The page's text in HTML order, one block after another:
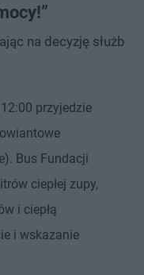
na decyzję służb
przyjedzie
Bus Fundacji
ciepłej zupy,
i ciepłą
i wskazanie